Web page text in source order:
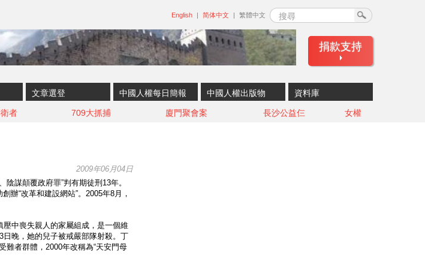
搜尋
English 简体中文 繁體中文
捐款支持
文章選登 中國人權每日簡報 中國人權出版物 資料庫
者 709大抓捕 廈門聚會案 長沙公益仨 女權
2009年06月04日
謀顛覆政府罪”判有期徒刑13年。
辦“改革和建設網站”。2005年8月，
壓中喪失親人的家屬組成，是一個維
晚，她的兒子被戒嚴部隊射殺。丁
難者群體，2000年改稱為“天安門母